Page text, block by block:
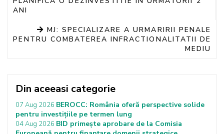
ANI
MJ: SPECIALIZARE A URMARIRII PENALE
PENTRU COMBATEREA INFRACTIONALITATII DE
MEDIU
Din aceeasi categorie
07 Aug 2026 BEROCC: România oferă perspective solide
pentru investițiile pe termen lung
04 Aug 2026 BID primește aprobare de la Comisia